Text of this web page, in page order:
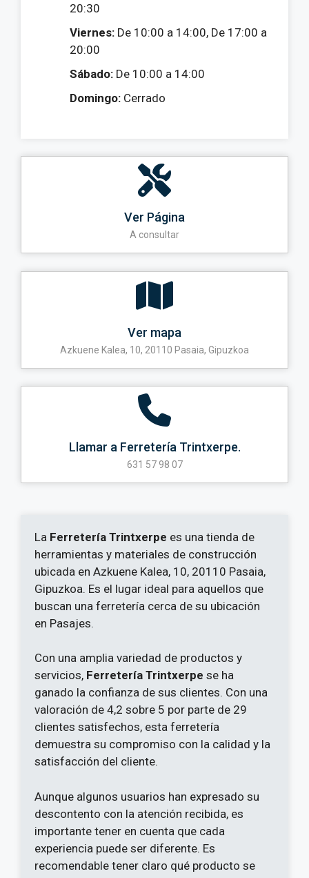
20:30
Viernes: De 10:00 a 14:00, De 17:00 a
20:00
Sábado: De 10:00 a 14:00
Domingo: Cerrado
Ver Página
A consultar
Ver mapa
Azkuene Kalea, 10, 20110 Pasaia, Gipuzkoa
Llamar a Ferretería Trintxerpe.
631 57 98 07
La Ferretería Trintxerpe es una tienda de
herramientas y materiales de construcción
ubicada en Azkuene Kalea, 10, 20110 Pasaia,
Gipuzkoa. Es el lugar ideal para aquellos que
buscan una ferretería cerca de su ubicación
en Pasajes.
Con una amplia variedad de productos y
servicios, Ferretería Trintxerpe se ha
ganado la confianza de sus clientes. Con una
valoración de 4,2 sobre 5 por parte de 29
clientes satisfechos, esta ferretería
demuestra su compromiso con la calidad y la
satisfacción del cliente.
Aunque algunos usuarios han expresado su
descontento con la atención recibida, es
importante tener en cuenta que cada
experiencia puede ser diferente. Es
recomendable tener claro qué producto se